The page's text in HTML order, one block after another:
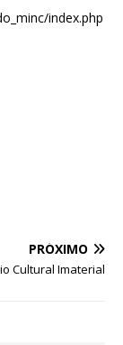
index.php
PRÓXIMO
Cultural Imaterial